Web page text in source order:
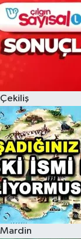
Çekiliş
Mardin